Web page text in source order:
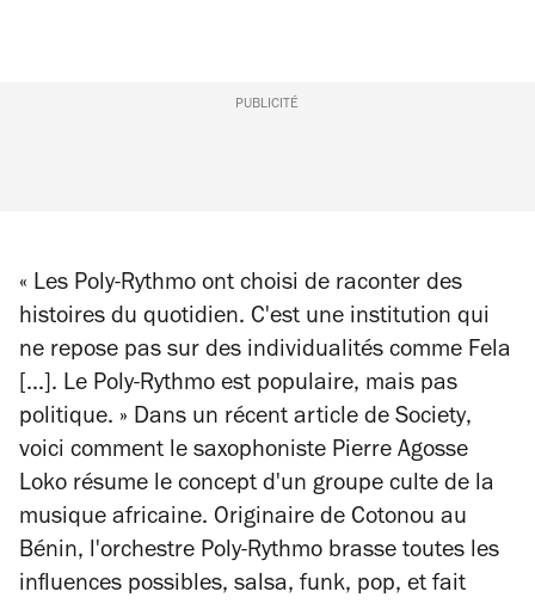
PUBLICITÉ
« Les Poly-Rythmo ont choisi de raconter des
histoires du quotidien. C'est une institution qui
ne repose pas sur des individualités comme Fela
[...]. Le Poly-Rythmo est populaire, mais pas
politique. » Dans un récent article de Society,
voici comment le saxophoniste Pierre Agosse
Loko résume le concept d'un groupe culte de la
musique africaine. Originaire de Cotonou au
Bénin, l'orchestre Poly-Rythmo brasse toutes les
influences possibles, salsa, funk, pop, et fait